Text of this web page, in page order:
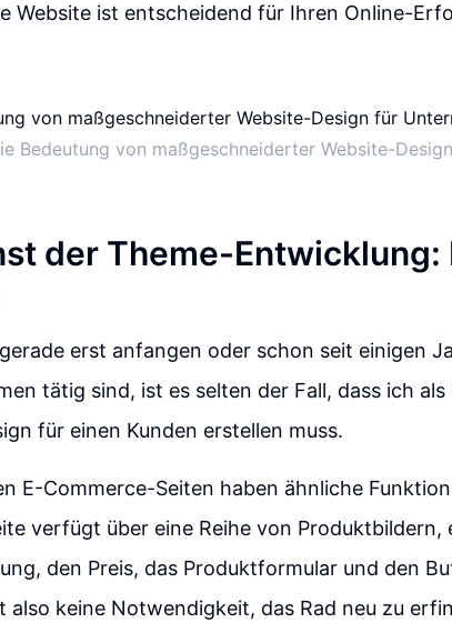
Website ist entscheidend für Ihren Online-
Bedeutung von maßgeschneiderter Website-
der Theme-Entwicklung:
erst anfangen oder schon seit einigen
tätig sind, ist es selten der Fall, dass ich
für einen Kunden erstellen muss.
E-Commerce-Seiten haben ähnliche
verfügt über eine Reihe von Produktbildern,
den Preis, das Produktformular und den
also keine Notwendigkeit, das Rad neu zu